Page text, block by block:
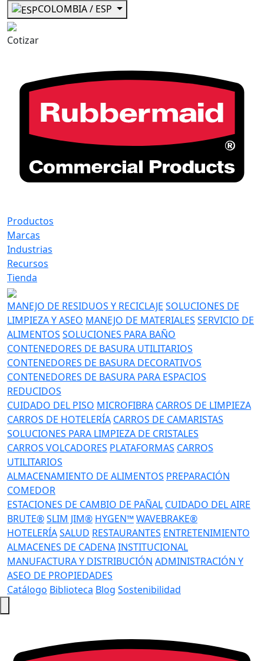
COLOMBIA / ESP
Cotizar
Productos
Marcas
Industrias
Recursos
Tienda
MANEJO DE RESIDUOS Y RECICLAJE SOLUCIONES DE
LIMPIEZA Y ASEO MANEJO DE MATERIALES SERVICIO DE
ALIMENTOS SOLUCIONES PARA BAÑO
CONTENEDORES DE BASURA UTILITARIOS
CONTENEDORES DE BASURA DECORATIVOS
CONTENEDORES DE BASURA PARA ESPACIOS
REDUCIDOS
CUIDADO DEL PISO MICROFIBRA CARROS DE LIMPIEZA
CARROS DE HOTELERÍA CARROS DE CAMARISTAS
SOLUCIONES PARA LIMPIEZA DE CRISTALES
CARROS VOLCADORES PLATAFORMAS CARROS
UTILITARIOS
ALMACENAMIENTO DE ALIMENTOS PREPARACIÓN
COMEDOR
ESTACIONES DE CAMBIO DE PAÑAL CUIDADO DEL AIRE
BRUTE®SLIM JIM® HYGEN™WAVEBRAKE®
HOTELERÍASALUD RESTAURANTES ENTRETENIMIENTO
ALMACENES DE CADENAINSTITUCIONAL
MANUFACTURA Y DISTRIBUCIÓN ADMINISTRACIÓN Y
ASEO DE PROPIEDADES
Catálogo Biblioteca Blog Sostenibilidad